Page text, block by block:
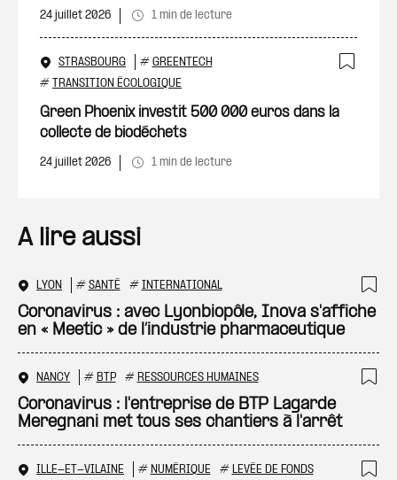
24 juillet 2026 1 min de lecture
STRASBOURG # GREENTECH
# TRANSITION ÉCOLOGIQUE
Green Phoenix investit 500 000 euros dans la
collecte de biodéchets
24 juillet 2026 1 min de lecture
A lire aussi
LYON # SANTÉ # INTERNATIONAL
Coronavirus : avec Lyonbiopôle, Inova s'affiche
en « Meetic » de l’industrie pharmaceutique
NANCY # BTP # RESSOURCES HUMAINES
Coronavirus : l'entreprise de BTP Lagarde
Meregnani met tous ses chantiers à l'arrêt
ILLE-ET-VILAINE # NUMÉRIQUE # LEVÉE DE FONDS